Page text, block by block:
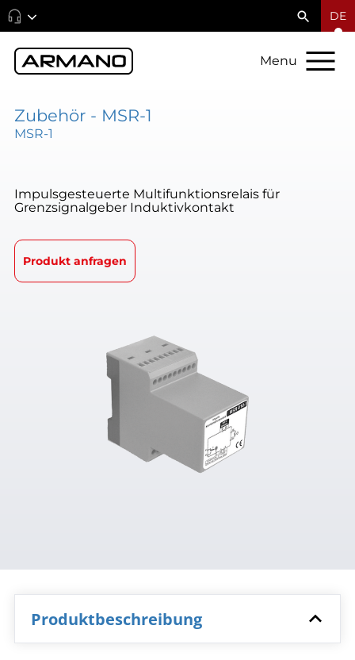
DE
Menu
Zubehör - MSR-1
MSR-1
Impulsgesteuerte Multifunktionsrelais für
Grenzsignalgeber Induktivkontakt
Produkt anfragen
Produktbeschreibung